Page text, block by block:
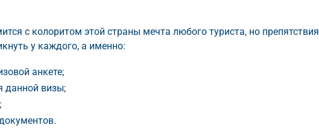
с колоритом этой страны мечта любого туриста, но препятствия
у каждого, а именно:
анкете;
данной визы;